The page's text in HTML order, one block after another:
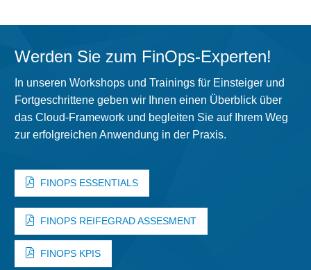
Werden Sie zum FinOps-Experten!
In unseren Workshops und Trainings für Einsteiger und
Fortgeschrittene geben wir Ihnen einen Überblick über
das Cloud-Framework und begleiten Sie auf Ihrem Weg
zur erfolgreichen Anwendung in der Praxis.
FINOPS ESSENTIALS
FINOPS REIFEGRAD ASSESMENT
FINOPS KPIS